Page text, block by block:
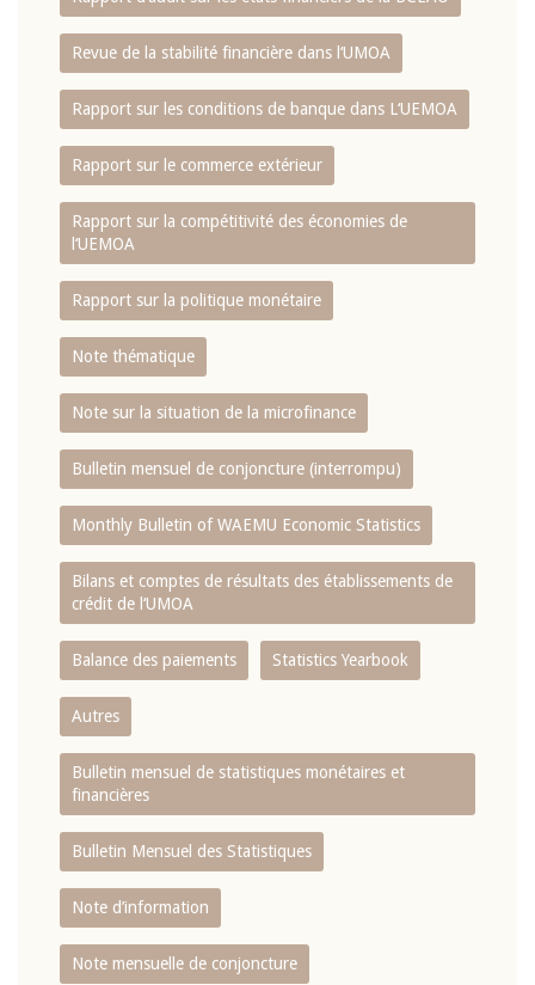
Revue de la stabilité financière dans l‘UMOA
Rapport sur les conditions de banque dans L‘UEMOA
Rapport sur le commerce extérieur
Rapport sur la compétitivité des économies de
l‘UEMOA
Rapport sur la politique monétaire
Note thématique
Note sur la situation de la microfinance
Bulletin mensuel de conjoncture (interrompu)
Monthly Bulletin of WAEMU Economic Statistics
Bilans et comptes de résultats des établissements de
crédit de l‘UMOA
Balance des paiements Statistics Yearbook
Autres
Bulletin mensuel de statistiques monétaires et
financières
Bulletin Mensuel des Statistiques
Note d’information
Note mensuelle de conjoncture